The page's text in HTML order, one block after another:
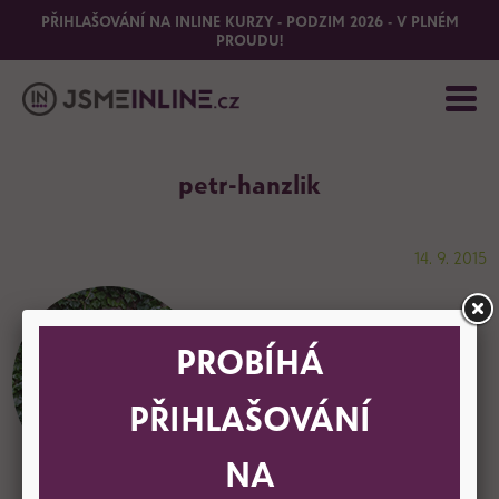
PŘIHLAŠOVÁNÍ NA INLINE KURZY - PODZIM 2026 - V PLNÉM
PROUDU!
petr-hanzlik
14. 9. 2015
PROBÍHÁ
PŘIHLAŠOVÁNÍ
NA